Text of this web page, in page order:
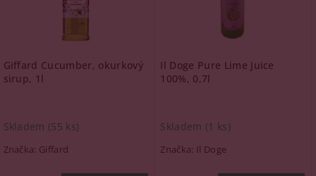
Giffard Cucumber, okurkový
sirup, 1l
Skladem (55 ks)
Značka: Giffard
Il Doge Pure Lime Juice
100%, 0,7l
Skladem (1 ks)
Značka: Il Doge